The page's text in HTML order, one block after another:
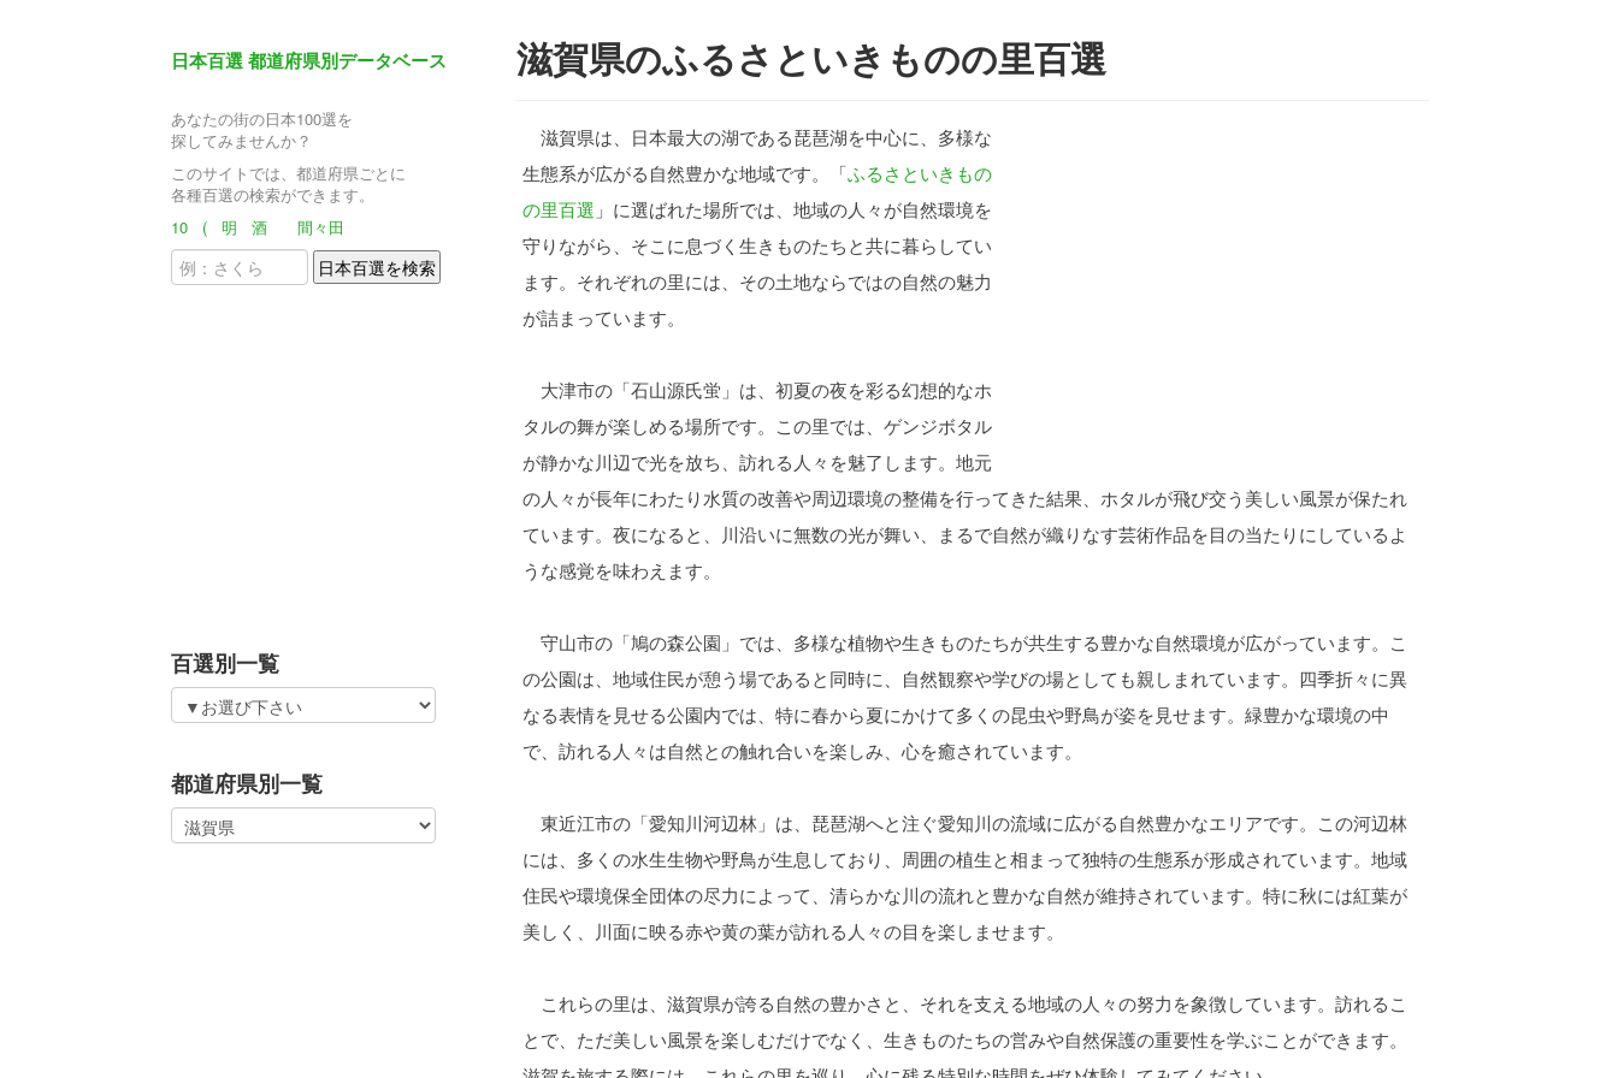
日本百選 都道府県別データベース
あなたの街の日本100選を
探してみませんか？
このサイトでは、都道府県ごとに
各種百選の検索ができます。
10
( 明 酒 間々田
百選別一覧
都道府県別一覧
滋賀県のふるさといきものの里百選
滋賀県は、日本最大の湖である琵琶湖を中心に、多様な
生態系が広がる自然豊かな地域です。「ふるさといきもの
の里百選 」に選ばれた場所では、地域の人々が自然環境を
守りながら、そこに息づく生きものたちと共に暮らしてい
ます。それぞれの里には、その土地ならではの自然の魅力
が詰まっています。
大津市の「石山源氏蛍」は、初夏の夜を彩る幻想的なホ
タルの舞が楽しめる場所です。この里では、ゲンジボタル
が静かな川辺で光を放ち、訪れる人々を魅了します。地元
の人々が長年にわたり水質の改善や周辺環境の整備を行ってきた結果、ホタルが飛び交う美しい風景が保たれ
ています。夜になると、川沿いに無数の光が舞い、まるで自然が織りなす芸術作品を目の当たりにしているよ
うな感覚を味わえます。
守山市の「鳩の森公園」では、多様な植物や生きものたちが共生する豊かな自然環境が広がっています。こ
の公園は、地域住民が憩う場であると同時に、自然観察や学びの場としても親しまれています。四季折々に異
なる表情を見せる公園内では、特に春から夏にかけて多くの昆虫や野鳥が姿を見せます。緑豊かな環境の中
で、訪れる人々は自然との触れ合いを楽しみ、心を癒されています。
東近江市の「愛知川河辺林」は、琵琶湖へと注ぐ愛知川の流域に広がる自然豊かなエリアです。この河辺林
には、多くの水生生物や野鳥が生息しており、周囲の植生と相まって独特の生態系が形成されています。地域
住民や環境保全団体の尽力によって、清らかな川の流れと豊かな自然が維持されています。特に秋には紅葉が
美しく、川面に映る赤や黄の葉が訪れる人々の目を楽しませます。
これらの里は、滋賀県が誇る自然の豊かさと、それを支える地域の人々の努力を象徴しています。訪れるこ
とで、ただ美しい風景を楽しむだけでなく、生きものたちの営みや自然保護の重要性を学ぶことができます。